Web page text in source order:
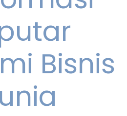
Bisnis